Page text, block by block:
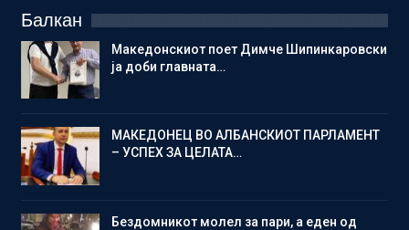
Балкан
Македонскиот поет Димче Шипинкаровски
ја доби главната…
МАКЕДОНЕЦ ВО АЛБАНСКИОТ ПАРЛАМЕНТ
– УСПЕХ ЗА ЦЕЛАТА…
Бездомникот молел за пари, а еден од